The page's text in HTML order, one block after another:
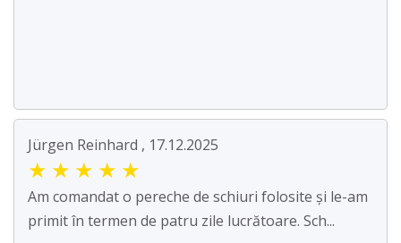
Jürgen Reinhard , 17.12.2025
★ ★ ★ ★ ★
Am comandat o pereche de schiuri folosite și le-am
primit în termen de patru zile lucrătoare. Sch...